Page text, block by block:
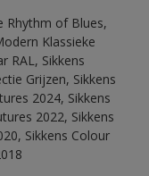
Rhythm of Blues,
Klassieke
RAL, Sikkens
Grijzen, Sikkens
2024, Sikkens
2022, Sikkens
Sikkens Colour